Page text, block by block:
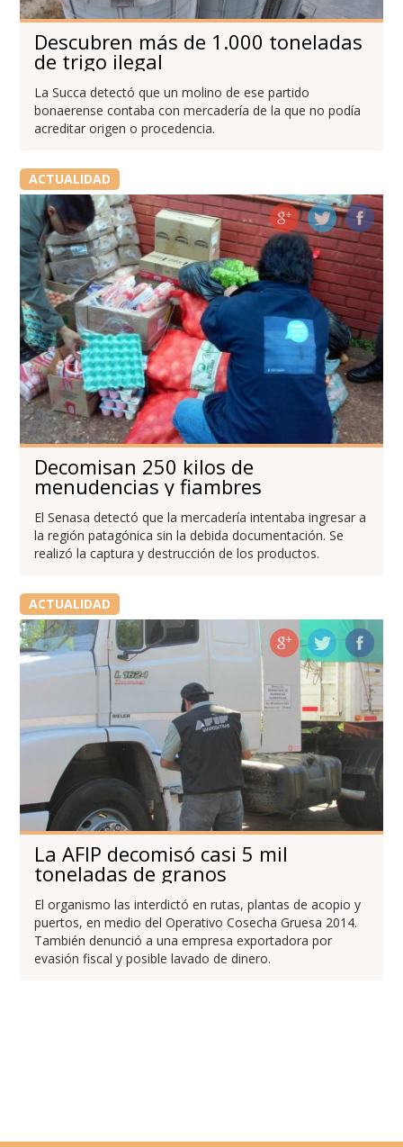
Descubren más de 1.000 toneladas
de trigo ilegal
La Succa detectó que un molino de ese partido
bonaerense contaba con mercadería de la que no podía
acreditar origen o procedencia.
ACTUALIDAD
Decomisan 250 kilos de
menudencias y fiambres
El Senasa detectó que la mercadería intentaba ingresar a
la región patagónica sin la debida documentación. Se
realizó la captura y destrucción de los productos.
ACTUALIDAD
La AFIP decomisó casi 5 mil
toneladas de granos
El organismo las interdictó en rutas, plantas de acopio y
puertos, en medio del Operativo Cosecha Gruesa 2014.
También denunció a una empresa exportadora por
evasión fiscal y posible lavado de dinero.